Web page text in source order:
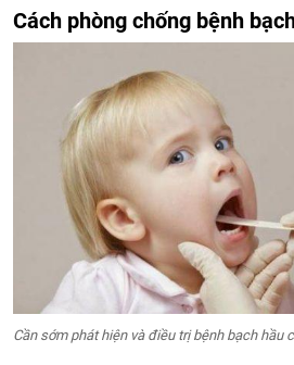
Cách phòng chống bệnh
Cần sớm phát hiện và điều trị bệnh bạch hầu